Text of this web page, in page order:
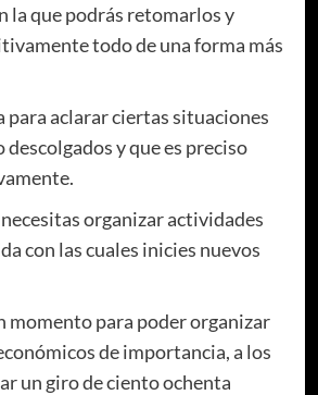
la que podrás retomarlos y
todo de una forma más
para aclarar ciertas situaciones
descolgados y que es preciso
organizar actividades
con las cuales inicies nuevos
momento para poder organizar
de importancia, a los
un giro de ciento ochenta